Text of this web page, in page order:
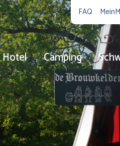
FAQ
Hotel Camping